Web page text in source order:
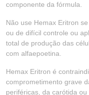
componente da fórmula.
Não use Hemax Eritron
ou de difícil controle ou
total de produção das
com alfaepoetina.
Hemax Eritron é
comprometimento grave
periféricas, da carótida